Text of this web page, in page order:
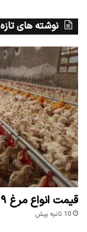
نوشته های تازه
قیمت انواع مرغ ۱۹ مرداد ۱۴۰۵
10 ثانیه پیش